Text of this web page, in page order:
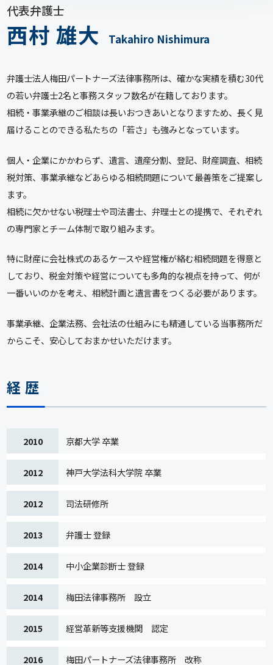
代表弁護士
西村 雄大 Takahiro Nishimura
弁護士法人梅田パートナーズ法律事務所は、確かな実績を積む30代
の若い弁護士2名と事務スタッフ数名が在籍しております。
相続・事業承継のご相談は長いおつきあいとなりますため、長く見
届けることのできる私たちの「若さ」も強みとなっています。
個人・企業にかかわらず、遺言、遺産分割、登記、財産調査、相続
税対策、事業承継などあらゆる相続問題について最善策をご提案し
ます。
相続に欠かせない税理士や司法書士、弁理士との提携で、それぞれ
の専門家とチーム体制で取り組みます。
特に財産に会社株式のあるケースや経営権が絡む相続問題を得意と
しており、税金対策や経営についても多角的な視点を持って、何が
一番いいのかを考え、相続計画と遺言書をつくる必要があります。
事業承継、企業法務、会社法の仕組みにも精通している当事務所だ
からこそ、安心しておまかせいただけます。
経 歴
2010 京都大学 卒業
2012 神戸大学法科大学院 卒業
2012 司法研修所
2013 弁護士 登録
2014 中小企業診断士 登録
2014 梅田法律事務所 設立
2015 経営革新等支援機関 認定
2016 梅田パートナーズ法律事務所 改称